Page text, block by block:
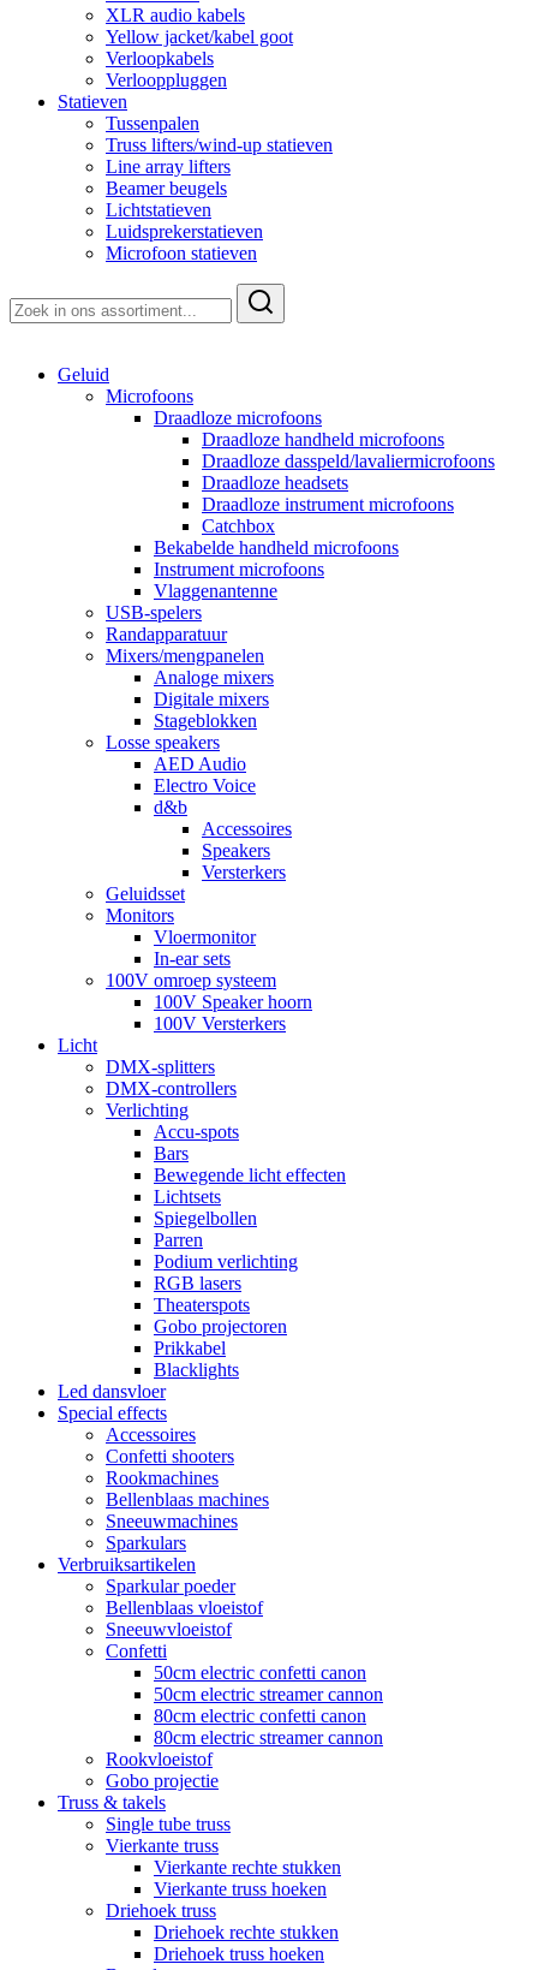
XLR audio kabels
Yellow jacket/kabel goot
Verloopkabels
Verlooppluggen
Statieven
Tussenpalen
Truss lifters/wind-up statieven
Line array lifters
Beamer beugels
Lichtstatieven
Luidsprekerstatieven
Microfoon statieven
naar:
Geluid
Microfoons
Draadloze microfoons
Draadloze handheld microfoons
Draadloze dasspeld/lavaliermicrofoons
Draadloze headsets
Draadloze instrument microfoons
Catchbox
Bekabelde handheld microfoons
Instrument microfoons
Vlaggenantenne
USB-spelers
Randapparatuur
Mixers/mengpanelen
Analoge mixers
Digitale mixers
Stageblokken
Losse speakers
AED Audio
Electro Voice
d&b
Accessoires
Speakers
Versterkers
Geluidsset
Monitors
Vloermonitor
In-ear sets
100V omroep systeem
100V Speaker hoorn
100V Versterkers
Licht
DMX-splitters
DMX-controllers
Verlichting
Accu-spots
Bars
Bewegende licht effecten
Lichtsets
Spiegelbollen
Parren
Podium verlichting
RGB lasers
Theaterspots
Gobo projectoren
Prikkabel
Blacklights
Led dansvloer
Special effects
Accessoires
Confetti shooters
Rookmachines
Bellenblaas machines
Sneeuwmachines
Sparkulars
Verbruiksartikelen
Sparkular poeder
Bellenblaas vloeistof
Sneeuwvloeistof
Confetti
50cm electric confetti canon
50cm electric streamer cannon
80cm electric confetti canon
80cm electric streamer cannon
Rookvloeistof
Gobo projectie
Truss & takels
Single tube truss
Vierkante truss
Vierkante rechte stukken
Vierkante truss hoeken
Driehoek truss
Driehoek rechte stukken
Driehoek truss hoeken